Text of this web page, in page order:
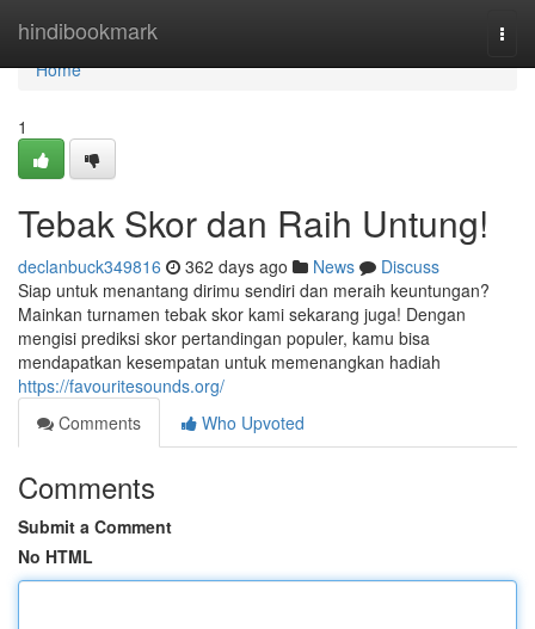
hindibookmark
Home
Home
1
Tebak Skor dan Raih Untung!
declanbuck349816 362 days ago News
Discuss
Siap untuk menantang dirimu sendiri dan meraih keuntungan?
Mainkan turnamen tebak skor kami sekarang juga! Dengan
mengisi prediksi skor pertandingan populer, kamu bisa
mendapatkan kesempatan untuk memenangkan hadiah
https://favouritesounds.org/
Comments
Who Upvoted
Comments
Submit a Comment
No HTML